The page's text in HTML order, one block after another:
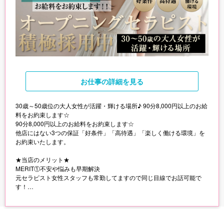
お仕事の詳細を見る
30歳～50歳位の大人女性が活躍・輝ける場所♪ 90分8,000円以上のお給
料をお約束します☆
90分8,000円以上のお給料をお約束します☆
他店にはない3つの保証「好条件」「高待遇」「楽しく働ける環境」を
お約束いたします。
★当店のメリット★
MERIT①不安や悩みも早期解決
元セラピスト女性スタッフも常勤してますので同じ目線でお話可能で
す！
MERIT②スタッフ常駐